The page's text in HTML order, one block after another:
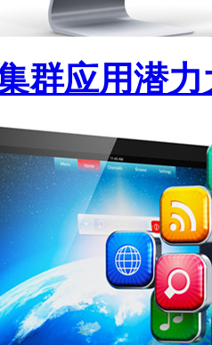
群应用潜